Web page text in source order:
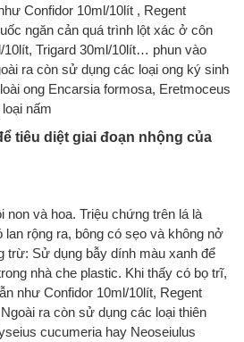
Confidor 10ml/10lít , Regent
ngăn cản quá trình lột xác ở côn
Trigard 30ml/10lít… phun vào
ra còn sử dụng các loại ong ký sinh
ong Encarsia formosa, Eretmoceus
nấm
tiêu diệt giai đoạn nhộng của
non và hoa. Triệu chứng trên lá là
lan rộng ra, bông có sẹo và không nở
trừ: Sử dụng bẫy dính màu xanh để
nhà che plastic. Khi thấy có bọ trĩ,
như Confidor 10ml/10lít, Regent
ra còn sử dụng các loại thiên
cucumeria hay Neoseiulus